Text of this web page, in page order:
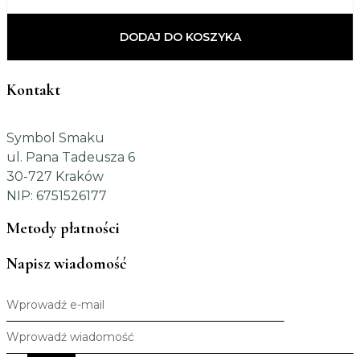
DODAJ DO KOSZYKA
Kontakt
Symbol Smaku
ul. Pana Tadeusza 6
30-727 Kraków
NIP: 6751526177
Metody płatności
Napisz wiadomość